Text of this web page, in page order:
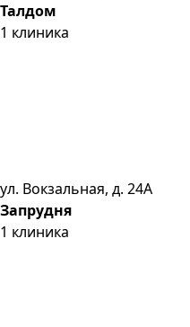
Талдом
1 клиника
ул. Вокзальная, д. 24А
Запрудня
1 клиника